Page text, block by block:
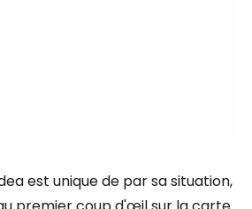
est unique de par sa situation,